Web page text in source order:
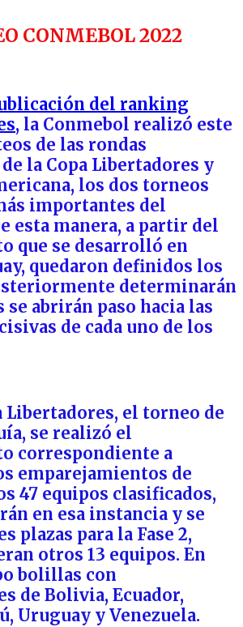
CONMEBOL 2022
del ranking
, la Conmebol realizó este
de las rondas
la Copa Libertadores y
los dos torneos
importantes del
esta manera, a partir del
que se desarrolló en
quedaron definidos los
determinarán
se abrirán paso hacia las
de cada uno de los
Libertadores, el torneo de
se realizó el
correspondiente a
emparejamientos de
47 equipos clasificados,
en esa instancia y se
plazas para la Fase 2,
otros 13 equipos. En
bolillas con
de Bolivia, Ecuador,
Uruguay y Venezuela.